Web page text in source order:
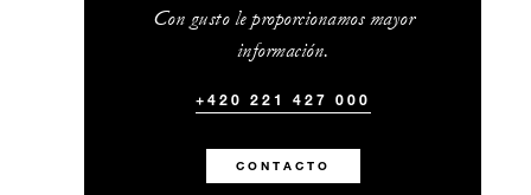
Con gusto le proporcionamos mayor
información.
+420 221 427 000
CONTACTO